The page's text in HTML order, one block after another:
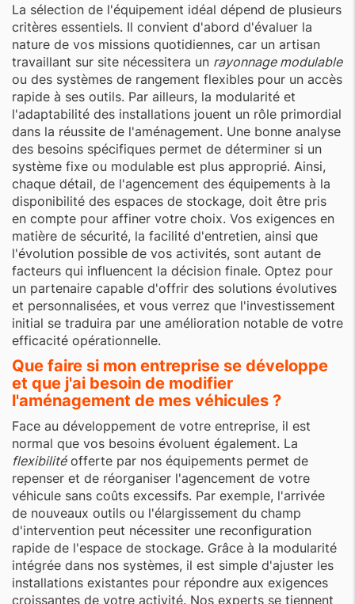
La sélection de l'équipement idéal dépend de plusieurs
critères essentiels. Il convient d'abord d'évaluer la
nature de vos missions quotidiennes, car un artisan
travaillant sur site nécessitera un rayonnage modulable
ou des systèmes de rangement flexibles pour un accès
rapide à ses outils. Par ailleurs, la modularité et
l'adaptabilité des installations jouent un rôle primordial
dans la réussite de l'aménagement. Une bonne analyse
des besoins spécifiques permet de déterminer si un
système fixe ou modulable est plus approprié. Ainsi,
chaque détail, de l'agencement des équipements à la
disponibilité des espaces de stockage, doit être pris
en compte pour affiner votre choix. Vos exigences en
matière de sécurité, la facilité d'entretien, ainsi que
l'évolution possible de vos activités, sont autant de
facteurs qui influencent la décision finale. Optez pour
un partenaire capable d'offrir des solutions évolutives
et personnalisées, et vous verrez que l'investissement
initial se traduira par une amélioration notable de votre
efficacité opérationnelle.
Que faire si mon entreprise se développe
et que j'ai besoin de modifier
l'aménagement de mes véhicules ?
Face au développement de votre entreprise, il est
normal que vos besoins évoluent également. La
flexibilitéofferte par nos équipements permet de
repenser et de réorganiser l'agencement de votre
véhicule sans coûts excessifs. Par exemple, l'arrivée
de nouveaux outils ou l'élargissement du champ
d'intervention peut nécessiter une reconfiguration
rapide de l'espace de stockage. Grâce à la modularité
intégrée dans nos systèmes, il est simple d'ajuster les
installations existantes pour répondre aux exigences
croissantes de votre activité. Nos experts se tiennent